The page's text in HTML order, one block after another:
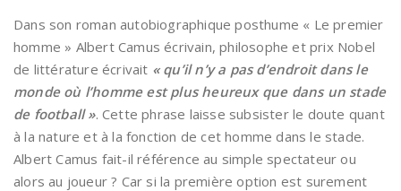
Dans son roman autobiographique posthume « Le premier
homme » Albert Camus écrivain, philosophe et prix Nobel
de littérature écrivait « qu’il n’y a pas d’endroit dans le
monde où l’homme est plus heureux que dans un stade
de football ». Cette phrase laisse subsister le doute quant
à la nature et à la fonction de cet homme dans le stade.
Albert Camus fait-il référence au simple spectateur ou
alors au joueur ? Car si la première option est surement